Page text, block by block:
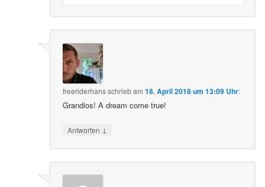
freeriderhansschriebam18. April 2018 um 13:09 Uhr:
Grandios! A dream come true!
Antworten ↓